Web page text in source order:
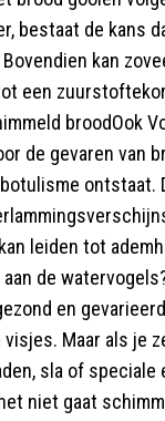
bestaat de kans
kan
een
broodOok
de gevaren van
ontstaat.
leiden tot
de
en
Maar als je
sla of
niet gaat